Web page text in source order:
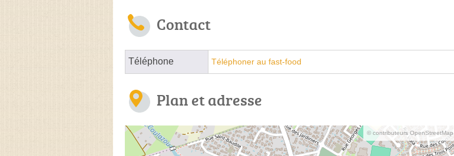
Contact
Téléphone Téléphoner au fast-food
Plan et adresse
© contributeurs OpenStreetMap